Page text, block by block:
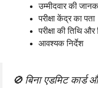
उम्मीदवार की
परीक्षा केंद्र का पता
परीक्षा की तिथि
आवश्यक निर्देश
🚫 बिना एडमिट कार्ड